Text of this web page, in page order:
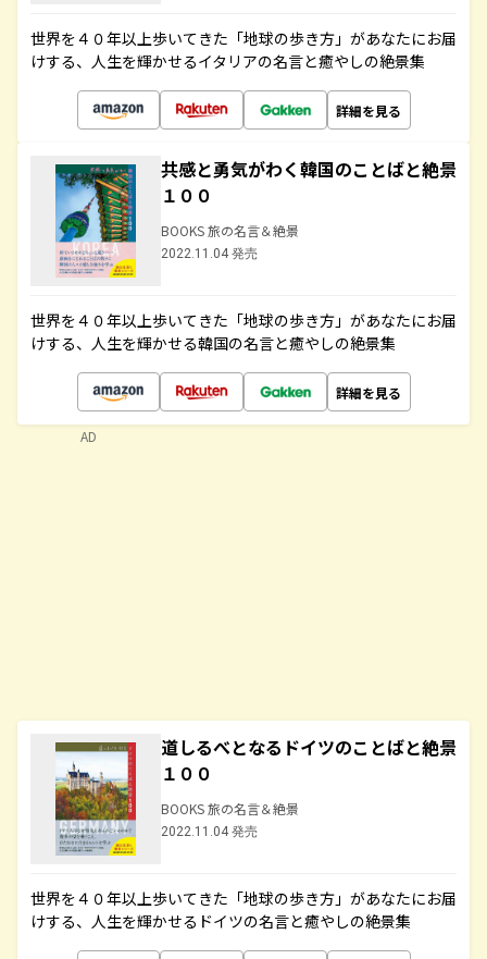
世界を４０年以上歩いてきた「地球の歩き方」があなたにお届
けする、人生を輝かせるイタリアの名言と癒やしの絶景集
詳細を見る
共感と勇気がわく韓国のことばと絶景
１００
BOOKS 旅の名言＆絶景
2022.11.04 発売
世界を４０年以上歩いてきた「地球の歩き方」があなたにお届
けする、人生を輝かせる韓国の名言と癒やしの絶景集
詳細を見る
道しるべとなるドイツのことばと絶景
１００
BOOKS 旅の名言＆絶景
2022.11.04 発売
世界を４０年以上歩いてきた「地球の歩き方」があなたにお届
けする、人生を輝かせるドイツの名言と癒やしの絶景集
AD